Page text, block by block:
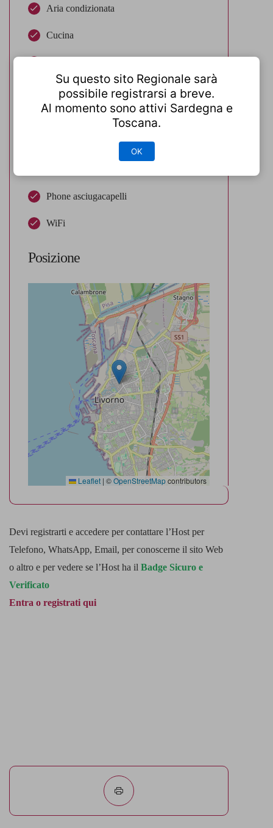
Aria condizionata
Cucina
Lavatrice
Macchina per caffè espresso
Phone asciugacapelli
WiFi
Posizione
Leaflet | ©OpenStreetMapcontributors
Devi registrarti e accedere per contattare l’Host per
Telefono, WhatsApp, Email, per conoscerne il sito Web
o altro e per vedere se l’Host ha il Badge Sicuro e
Verificato
Entra o registrati qui
Su questo sito Regionale sarà
possibile registrarsi a breve.
Al momento sono attivi Sardegna e
Toscana.
OK